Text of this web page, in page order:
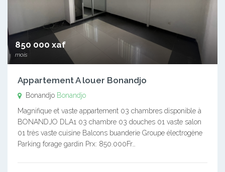
850 000 xaf
mois
Appartement A louer Bonandjo
Bonandjo Bonandjo
Magnifique et vaste appartement 03 chambres disponible à
BONANDJO DLA1 03 chambre 03 douches 01 vaste salon
01 très vaste cuisine Balcons buanderie Groupe électrogène
Parking forage gardin Prx: 850.000Fr…